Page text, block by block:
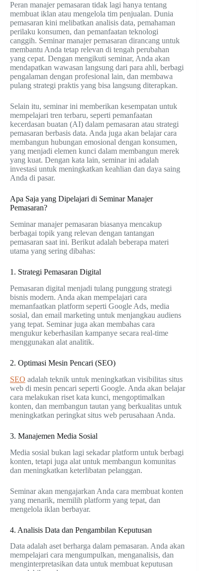
Peran manajer pemasaran tidak lagi hanya tentang
membuat iklan atau mengelola tim penjualan. Dunia
pemasaran kini melibatkan analisis data, pemahaman
perilaku konsumen, dan pemanfaatan teknologi
canggih. Seminar manajer pemasaran dirancang untuk
membantu Anda tetap relevan di tengah perubahan
yang cepat. Dengan mengikuti seminar, Anda akan
mendapatkan wawasan langsung dari para ahli, berbagi
pengalaman dengan profesional lain, dan membawa
pulang strategi praktis yang bisa langsung diterapkan.
Selain itu, seminar ini memberikan kesempatan untuk
mempelajari tren terbaru, seperti pemanfaatan
kecerdasan buatan (AI) dalam pemasaran atau strategi
pemasaran berbasis data. Anda juga akan belajar cara
membangun hubungan emosional dengan konsumen,
yang menjadi elemen kunci dalam membangun merek
yang kuat. Dengan kata lain, seminar ini adalah
investasi untuk meningkatkan keahlian dan daya saing
Anda di pasar.
Apa Saja yang Dipelajari di Seminar Manajer
Pemasaran?
Seminar manajer pemasaran biasanya mencakup
berbagai topik yang relevan dengan tantangan
pemasaran saat ini. Berikut adalah beberapa materi
utama yang sering dibahas:
1. Strategi Pemasaran Digital
Pemasaran digital menjadi tulang punggung strategi
bisnis modern. Anda akan mempelajari cara
memanfaatkan platform seperti Google Ads, media
sosial, dan email marketing untuk menjangkau audiens
yang tepat. Seminar juga akan membahas cara
mengukur keberhasilan kampanye secara real-time
menggunakan alat analitik.
2. Optimasi Mesin Pencari (SEO)
SEO adalah teknik untuk meningkatkan visibilitas situs
web di mesin pencari seperti Google. Anda akan belajar
cara melakukan riset kata kunci, mengoptimalkan
konten, dan membangun tautan yang berkualitas untuk
meningkatkan peringkat situs web perusahaan Anda.
3. Manajemen Media Sosial
Media sosial bukan lagi sekadar platform untuk berbagi
konten, tetapi juga alat untuk membangun komunitas
dan meningkatkan keterlibatan pelanggan.
Seminar akan mengajarkan Anda cara membuat konten
yang menarik, memilih platform yang tepat, dan
mengelola iklan berbayar.
4. Analisis Data dan Pengambilan Keputusan
Data adalah aset berharga dalam pemasaran. Anda akan
mempelajari cara mengumpulkan, menganalisis, dan
menginterpretasikan data untuk membuat keputusan